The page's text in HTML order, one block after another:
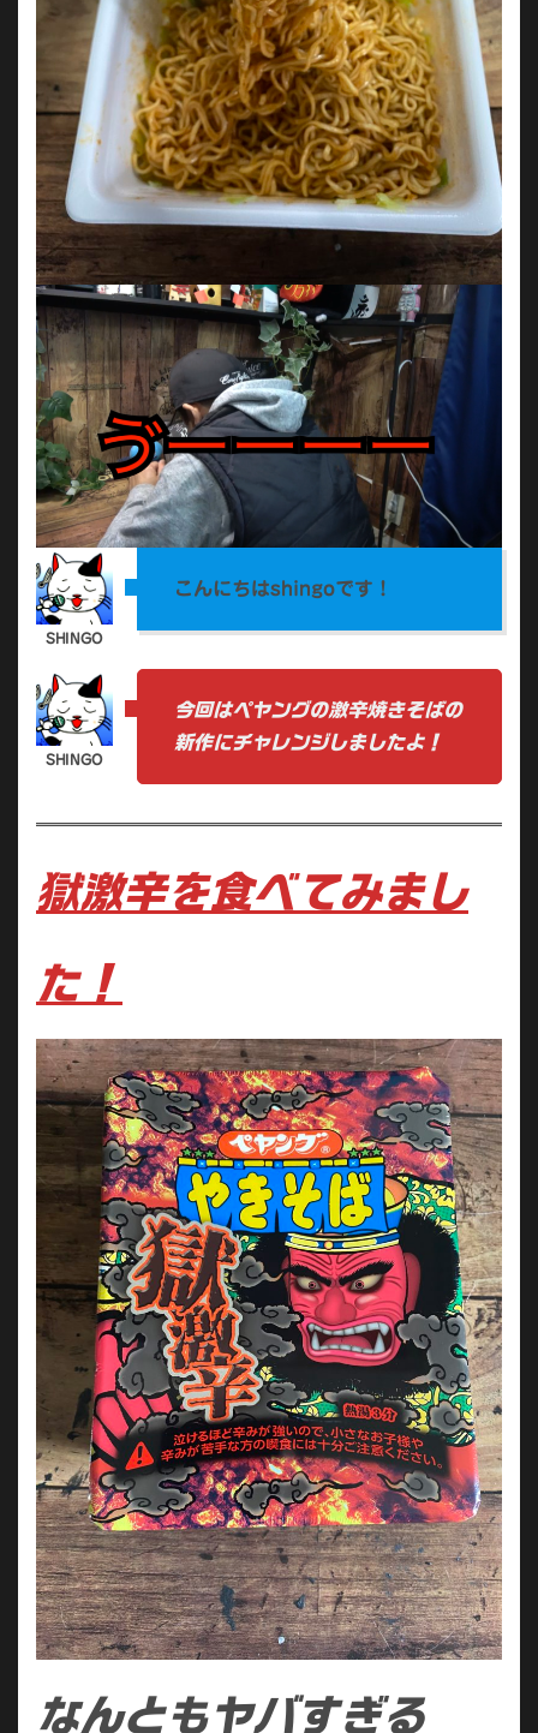
こんにちはshingoです！
今回はペヤングの激辛焼きそばの
新作にチャレンジしましたよ！
獄激辛を食べてみまし
た！
なんともヤバすぎる